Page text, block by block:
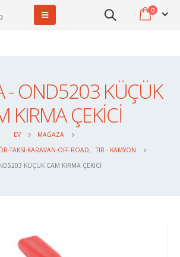
0
- OND5203 KÜÇÜK
KIRMA ÇEKİCİ
EV
MAĞAZA
TAKSI-KARAVAN-OFF ROAD,
TIR - KAMYON
KÜÇÜK CAM KIRMA ÇEKİCİ